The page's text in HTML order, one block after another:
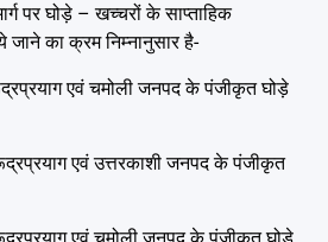
पर घोड़े – खच्चरों के साप्ताहिक
का क्रम निम्नानुसार है-
एवं चमोली जनपद के पंजीकृत घोड़े
रूद्रप्रयाग एवं उत्तरकाशी जनपद के पंजीकृत